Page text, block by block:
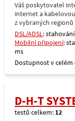
Váš poskytovatel
internet a
z vybraných regionů
DSL/ADSL:
Mobilní připojení:
ms
Dostupnost v celém
D-H-T
testů celkem: 12